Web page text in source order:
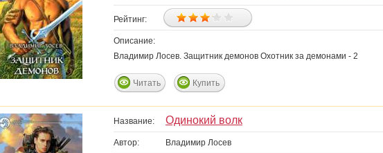
Рейтинг:
Описание:
Владимир Лосев. Защитник демонов Охотник за демонами - 2
Читать Купить
Название: Одинокий волк
Автор: Владимир Лосев